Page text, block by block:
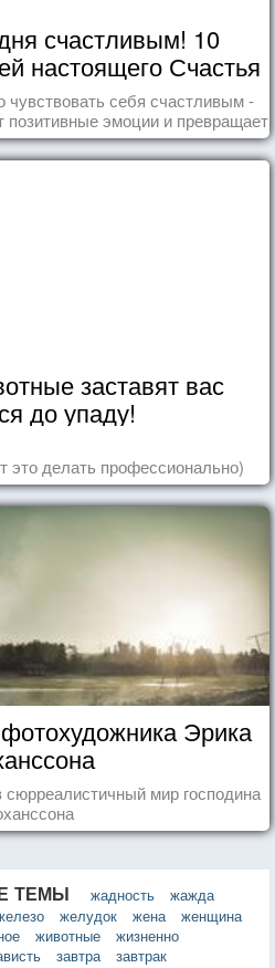
счастливым! 10
настоящего Счастья
чувствовать себя счастливым -
эмоции и превращает
праздник.
заставят вас
до упаду!
делать профессионально)
Эрика
сюрреалистичный мир господина
ТЕМЫ жадность
жажда
желудок жена
женщина
животные
жизненно
завтра
завтрак